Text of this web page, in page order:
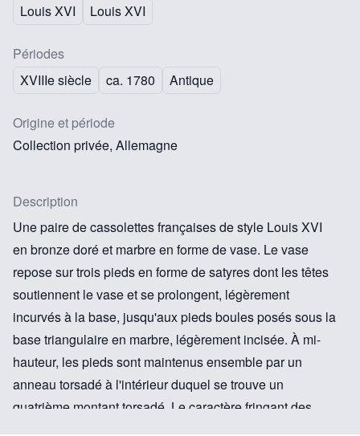
Louis XVI
Louis XVI
Périodes
XVIIIe siècle
ca. 1780 Antique
Origine et période
Collection privée, Allemagne
Description
Une paire de cassolettes françaises de style Louis XVI
en bronze doré et marbre en forme de vase. Le vase
repose sur trois pieds en forme de satyres dont les têtes
soutiennent le vase et se prolongent, légèrement
incurvés à la base, jusqu'aux pieds boules posés sous la
base triangulaire en marbre, légèrement incisée. À mi-
hauteur, les pieds sont maintenus ensemble par un
anneau torsadé à l'intérieur duquel se trouve un
quatrième montant torsadé. Le caractère fringant des